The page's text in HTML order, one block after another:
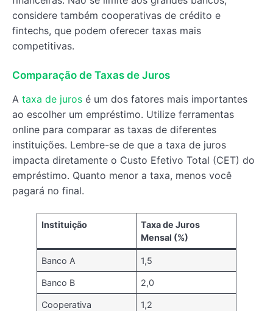
considere também cooperativas de crédito e
fintechs, que podem oferecer taxas mais
competitivas.
Comparação de Taxas de Juros
A taxa de juros é um dos fatores mais importantes
ao escolher um empréstimo. Utilize ferramentas
online para comparar as taxas de diferentes
instituições. Lembre-se de que a taxa de juros
impacta diretamente o Custo Efetivo Total (CET) do
empréstimo. Quanto menor a taxa, menos você
pagará no final.
Instituição
Taxa de Juros
Mensal (%)
Banco A 1,5
Banco B 2,0
Cooperativa 1,2